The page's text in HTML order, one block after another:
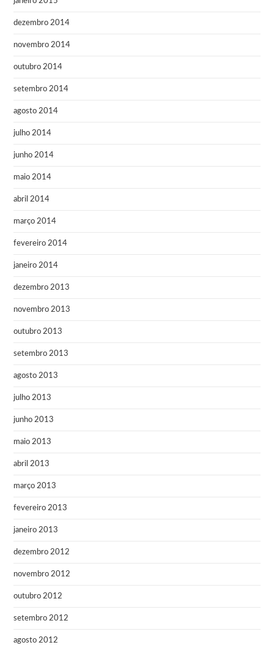
dezembro 2014
novembro 2014
outubro 2014
setembro 2014
agosto 2014
julho 2014
junho 2014
maio 2014
abril 2014
março 2014
fevereiro 2014
janeiro 2014
dezembro 2013
novembro 2013
outubro 2013
setembro 2013
agosto 2013
julho 2013
junho 2013
maio 2013
abril 2013
março 2013
fevereiro 2013
janeiro 2013
dezembro 2012
novembro 2012
outubro 2012
setembro 2012
agosto 2012